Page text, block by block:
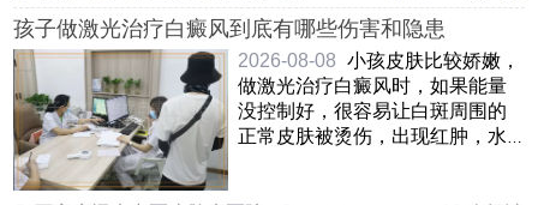
孩子做激光治疗白癜风到底有哪些伤害和隐患
2026-08-08 小孩皮肤比较娇嫩，
做激光治疗白癜风时，如果能量
没控制好，很容易让白斑周围的
正常皮肤被烫伤，出现红肿，水